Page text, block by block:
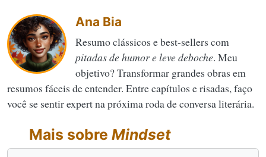
Ana Bia
Resumo clássicos e best-sellers com
pitadas de humor e leve deboche. Meu
objetivo? Transformar grandes obras em
resumos fáceis de entender. Entre capítulos e risadas, faço
você se sentir expert na próxima roda de conversa literária.
Mais sobre Mindset